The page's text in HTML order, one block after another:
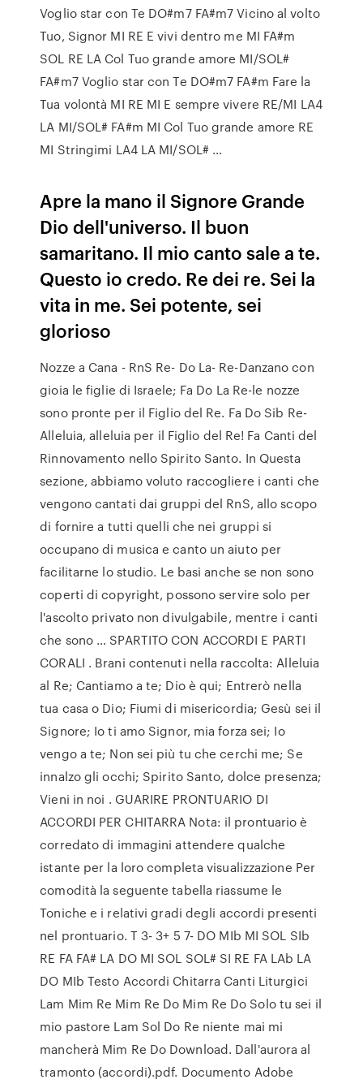
Voglio star con Te DO#m7 FA#m7 Vicino al volto
Tuo, Signor MI RE E vivi dentro me MI FA#m
SOL RE LA Col Tuo grande amore MI/SOL#
FA#m7 Voglio star con Te DO#m7 FA#m Fare la
Tua volontà MI RE MI E sempre vivere RE/MI LA4
LA MI/SOL# FA#m MI Col Tuo grande amore RE
MI Stringimi LA4 LA MI/SOL# …
Apre la mano il Signore Grande
Dio dell'universo. Il buon
samaritano. Il mio canto sale a te.
Questo io credo. Re dei re. Sei la
vita in me. Sei potente, sei
glorioso
Nozze a Cana - RnS Re- Do La- Re-Danzano con
gioia le figlie di Israele; Fa Do La Re-le nozze
sono pronte per il Figlio del Re. Fa Do Sib Re-
Alleluia, alleluia per il Figlio del Re! Fa Canti del
Rinnovamento nello Spirito Santo. In Questa
sezione, abbiamo voluto raccogliere i canti che
vengono cantati dai gruppi del RnS, allo scopo
di fornire a tutti quelli che nei gruppi si
occupano di musica e canto un aiuto per
facilitarne lo studio. Le basi anche se non sono
coperti di copyright, possono servire solo per
l'ascolto privato non divulgabile, mentre i canti
che sono … SPARTITO CON ACCORDI E PARTI
CORALI . Brani contenuti nella raccolta: Alleluia
al Re; Cantiamo a te; Dio è qui; Entrerò nella
tua casa o Dio; Fiumi di misericordia; Gesù sei il
Signore; Io ti amo Signor, mia forza sei; Io
vengo a te; Non sei più tu che cerchi me; Se
innalzo gli occhi; Spirito Santo, dolce presenza;
Vieni in noi . GUARIRE PRONTUARIO DI
ACCORDI PER CHITARRA Nota: il prontuario è
corredato di immagini attendere qualche
istante per la loro completa visualizzazione Per
comodità la seguente tabella riassume le
Toniche e i relativi gradi degli accordi presenti
nel prontuario. T 3- 3+ 5 7- DO MIb MI SOL SIb
RE FA FA# LA DO MI SOL SOL# SI RE FA LAb LA
DO MIb Testo Accordi Chitarra Canti Liturgici
Lam Mim Re Mim Re Do Mim Re Do Solo tu sei il
mio pastore Lam Sol Do Re niente mai mi
mancherà Mim Re Do Download. Dall'aurora al
tramonto (accordi).pdf. Documento Adobe